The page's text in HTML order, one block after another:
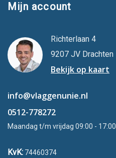
Mijn account
Richterlaan 4
9207 JV Drachten
Bekijk op kaart
info@vlaggenunie.nl
0512-778272
Maandag t/m vrijdag 09:00 - 17:00
KvK: 74460374